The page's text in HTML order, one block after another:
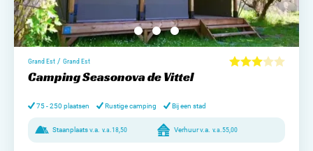
Grand Est / Grand Est
Camping Seasonova de Vittel
75 - 250 plaatsen Rustige camping Bij een stad
Staanplaats v.a. v.a.18,50 Verhuur v.a. v.a.55,00